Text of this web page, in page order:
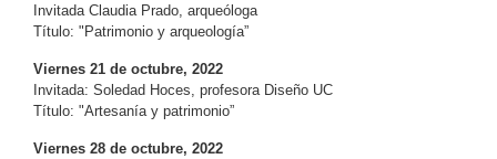
Invitada Claudia Prado, arqueóloga
Título: "Patrimonio y arqueología”
Viernes 21 de octubre, 2022
Invitada: Soledad Hoces, profesora Diseño UC
Título: "Artesanía y patrimonio”
Viernes 28 de octubre, 2022